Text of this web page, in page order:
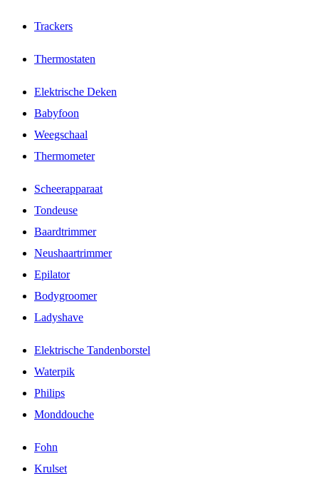
Trackers
Thermostaten
Elektrische Deken
Babyfoon
Weegschaal
Thermometer
Scheerapparaat
Tondeuse
Baardtrimmer
Neushaartrimmer
Epilator
Bodygroomer
Ladyshave
Elektrische Tandenborstel
Waterpik
Philips
Monddouche
Fohn
Krulset